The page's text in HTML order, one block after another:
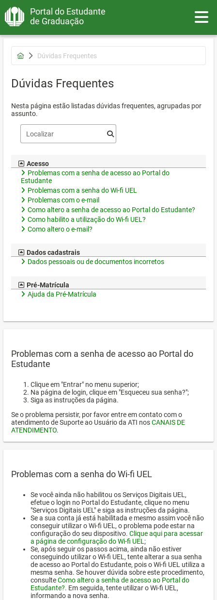
Portal do Estudante
de Graduação
Dúvidas Frequentes
Dúvidas Frequentes
Nesta página estão listadas dúvidas frequentes, agrupadas por
assunto.
Acesso
Problemas com a senha de acesso ao Portal do
Estudante
Problemas com a senha do Wi-fi UEL
Problemas com o e-mail
Como altero a senha de acesso ao Portal do Estudante?
Como habilito a utilização do Wi-fi UEL?
Como altero o e-mail?
Dados cadastrais
Dados pessoais ou de documentos incorretos
Pré-Matrícula
Ajuda da Pré-Matrícula
Problemas com a senha de acesso ao Portal do
Estudante
Clique em "Entrar" no menu superior;
Na página de login, clique em "Esqueceu sua senha?";
Siga as instruções da página.
Se o problema persistir, por favor entre em contato com o
atendimento de Suporte ao Usuário da ATI nosCANAIS DE
ATENDIMENTO.
Problemas com a senha do Wi-fi UEL
Se você ainda não habilitou os Serviços Digitais UEL,
efetue o login no Portal do Estudante, clique no menu
"Serviços Digitais UEL" e siga as instruções da página.
Se a sua conta já está habilitada e mesmo assim você não
conseguir utilizar o Wi-fi UEL, o problema pode estar na
configuração do seu dispositivo. Clique aqui para acessar
a página de configuração do Wi-fi UEL ;
Se, após seguir os passos acima, ainda não estiver
conseguindo utilizar o Wi-fi UEL, tente alterar a sua senha
de acesso ao Portal do Estudante, pois o Wi-fi UEL utiliza a
mesma senha. Se houver dúvida sobre este procedimento,
consulteComo altero a senha de acesso ao Portal do
Estudante?. Em seguida, tente utilizar o Wi-fi UEL,
informando a nova senha.